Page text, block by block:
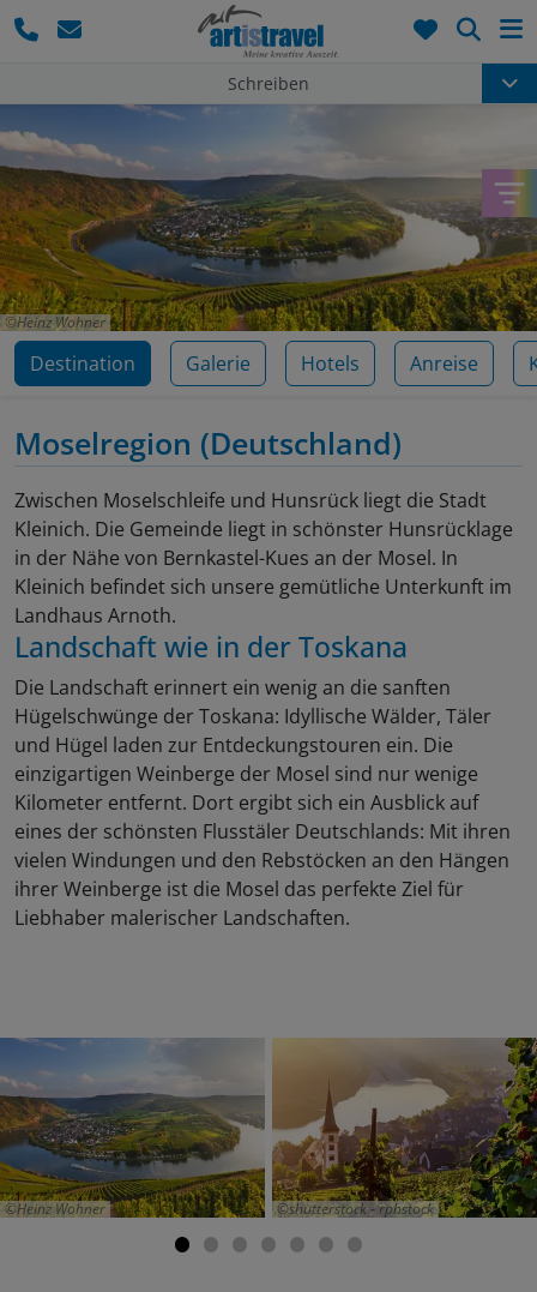
Schreiben
Heinz Wohner
Destination Galerie Hotels Anreise
Moselregion (Deutschland)
Zwischen Moselschleife und Hunsrück liegt die Stadt
Kleinich. Die Gemeinde liegt in schönster Hunsrücklage
in der Nähe von Bernkastel-Kues an der Mosel. In
Kleinich befindet sich unsere gemütliche Unterkunft im
Landhaus Arnoth.
Landschaft wie in der Toskana
Die Landschaft erinnert ein wenig an die sanften
Hügelschwünge der Toskana: Idyllische Wälder, Täler
und Hügel laden zur Entdeckungstouren ein. Die
einzigartigen Weinberge der Mosel sind nur wenige
Kilometer entfernt. Dort ergibt sich ein Ausblick auf
eines der schönsten Flusstäler Deutschlands: Mit ihren
vielen Windungen und den Rebstöcken an den Hängen
ihrer Weinberge ist die Mosel das perfekte Ziel für
Liebhaber malerischer Landschaften.
Heinz Wohner shutterstock - rphstock